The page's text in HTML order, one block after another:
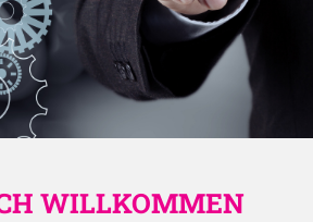
WILLKOMMEN